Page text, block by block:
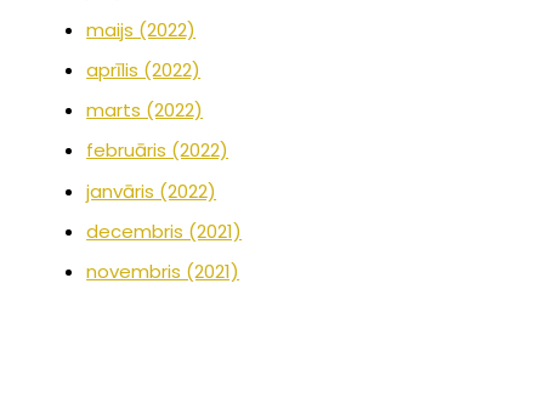
maijs (2022)
aprīlis (2022)
marts (2022)
februāris (2022)
janvāris (2022)
decembris (2021)
novembris (2021)